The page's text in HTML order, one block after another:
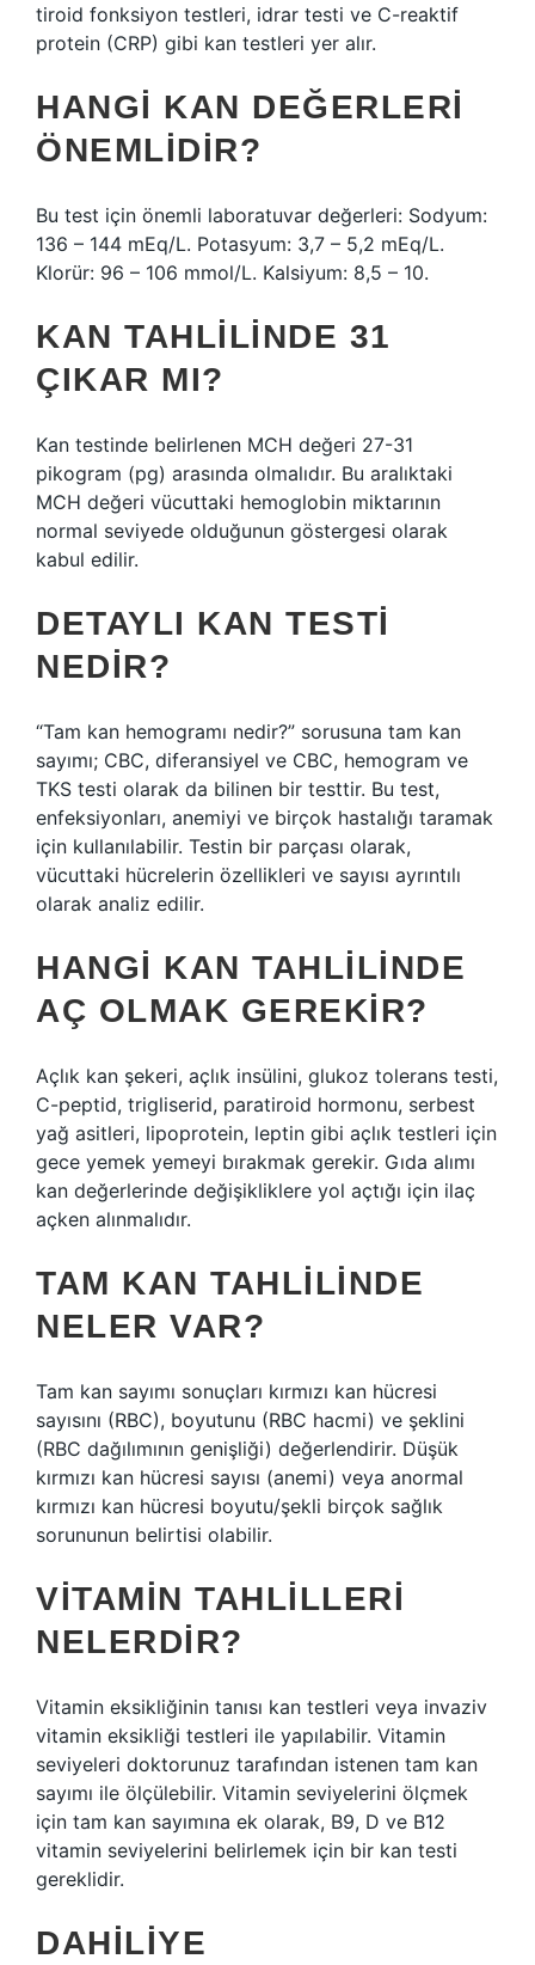
tiroid fonksiyon testleri, idrar testi ve C-reaktif
protein (CRP) gibi kan testleri yer alır.
HANGI KAN DEĞERLERI
ÖNEMLIDIR?
Bu test için önemli laboratuvar değerleri: Sodyum:
136 – 144 mEq/L. Potasyum: 3,7 – 5,2 mEq/L.
Klorür: 96 – 106 mmol/L. Kalsiyum: 8,5 – 10.
KAN TAHLILINDE 31
ÇIKAR MI?
Kan testinde belirlenen MCH değeri 27-31
pikogram (pg) arasında olmalıdır. Bu aralıktaki
MCH değeri vücuttaki hemoglobin miktarının
normal seviyede olduğunun göstergesi olarak
kabul edilir.
DETAYLI KAN TESTI
NEDIR?
“Tam kan hemogramı nedir?” sorusuna tam kan
sayımı; CBC, diferansiyel ve CBC, hemogram ve
TKS testi olarak da bilinen bir testtir. Bu test,
enfeksiyonları, anemiyi ve birçok hastalığı taramak
için kullanılabilir. Testin bir parçası olarak,
vücuttaki hücrelerin özellikleri ve sayısı ayrıntılı
olarak analiz edilir.
HANGI KAN TAHLILINDE
AÇ OLMAK GEREKIR?
Açlık kan şekeri, açlık insülini, glukoz tolerans testi,
C-peptid, trigliserid, paratiroid hormonu, serbest
yağ asitleri, lipoprotein, leptin gibi açlık testleri için
gece yemek yemeyi bırakmak gerekir. Gıda alımı
kan değerlerinde değişikliklere yol açtığı için ilaç
açken alınmalıdır.
TAM KAN TAHLILINDE
NELER VAR?
Tam kan sayımı sonuçları kırmızı kan hücresi
sayısını (RBC), boyutunu (RBC hacmi) ve şeklini
(RBC dağılımının genişliği) değerlendirir. Düşük
kırmızı kan hücresi sayısı (anemi) veya anormal
kırmızı kan hücresi boyutu/şekli birçok sağlık
sorununun belirtisi olabilir.
VITAMIN TAHLILLERI
NELERDIR?
Vitamin eksikliğinin tanısı kan testleri veya invaziv
vitamin eksikliği testleri ile yapılabilir. Vitamin
seviyeleri doktorunuz tarafından istenen tam kan
sayımı ile ölçülebilir. Vitamin seviyelerini ölçmek
için tam kan sayımına ek olarak, B9, D ve B12
vitamin seviyelerini belirlemek için bir kan testi
gereklidir.
DAHILIYE